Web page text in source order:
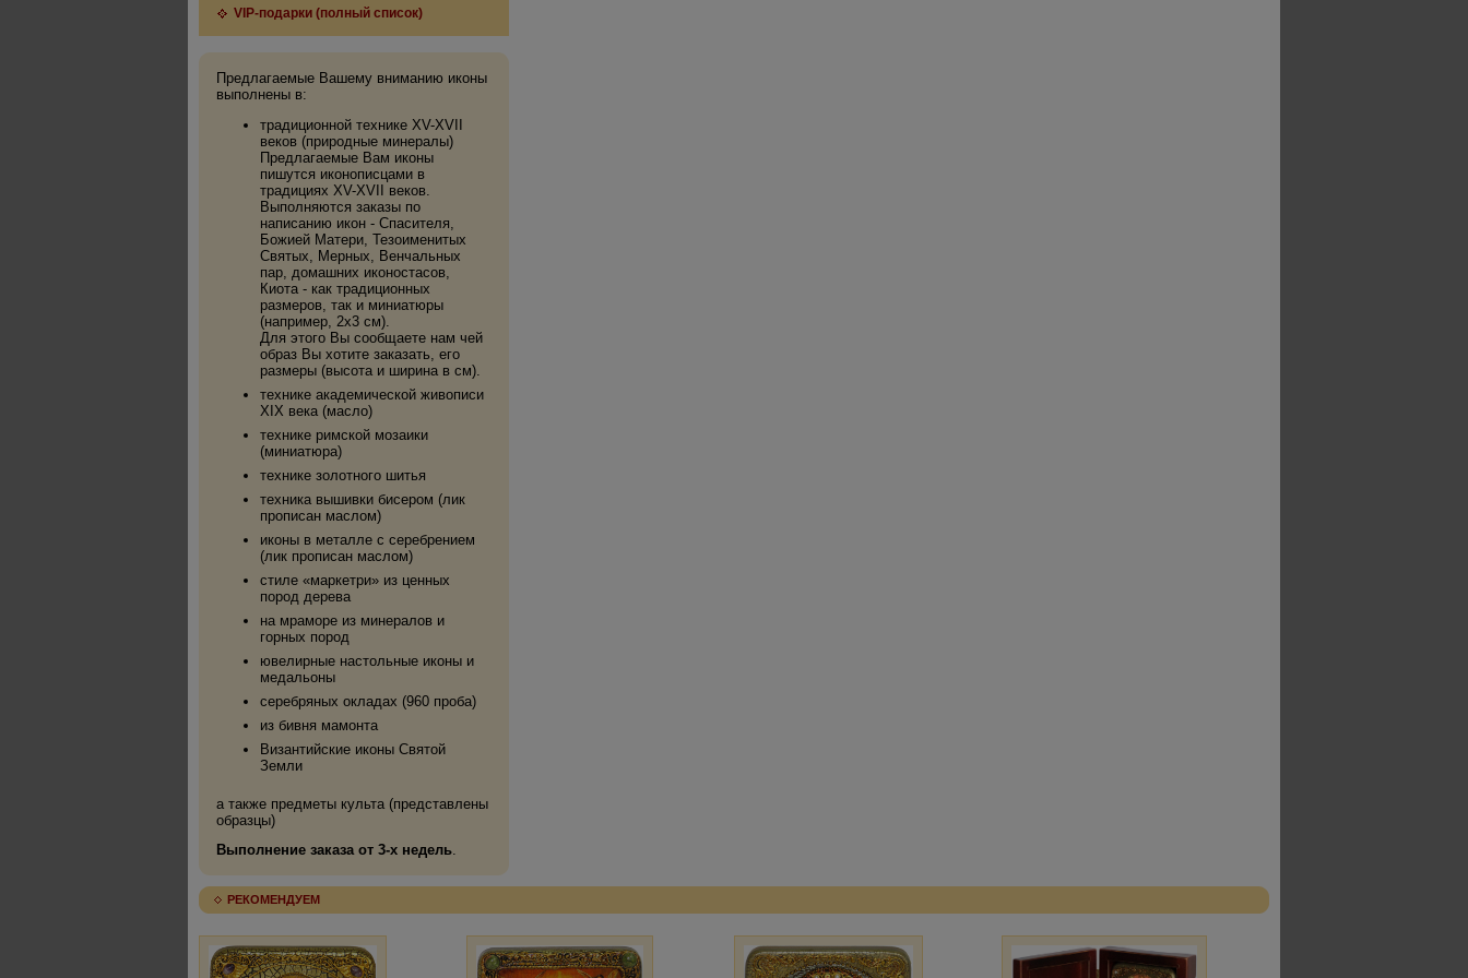
VIP-подарки (полный список)
Предлагаемые Вашему вниманию иконы
выполнены в:
традиционной технике XV-XVII
веков (природные минералы)
Предлагаемые Вам иконы
пишутся иконописцами в
традициях XV-XVII веков.
Выполняются заказы по
написанию икон - Спасителя,
Божией Матери, Тезоименитых
Святых, Мерных, Венчальных
пар, домашних иконостасов,
Киота - как традиционных
размеров, так и миниатюры
(например, 2х3 см).
Для этого Вы сообщаете нам чей
образ Вы хотите заказать, его
размеры (высота и ширина в см).
технике академической живописи
XIX века (масло)
технике римской мозаики
(миниатюра)
технике золотного шитья
техника вышивки бисером (лик
прописан маслом)
иконы в металле с серебрением
(лик прописан маслом)
стиле «маркетри» из ценных
пород дерева
на мраморе из минералов и
горных пород
ювелирные настольные иконы и
медальоны
серебряных окладах (960 проба)
из бивня мамонта
Византийские иконы Святой
Земли
а также предметы культа (представлены
образцы)
Выполнение заказа от 3-х недель.
РЕКОМЕНДУЕМ